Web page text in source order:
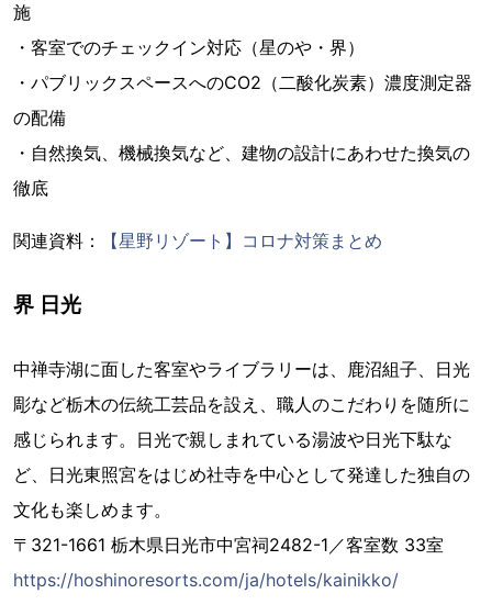
施
・客室でのチェックイン対応（星のや・界）
・パブリックスペースへのCO2（二酸化炭素）濃度測定器
の配備
・自然換気、機械換気など、建物の設計にあわせた換気の
徹底
関連資料： 【星野リゾート】コロナ対策まとめ
界 日光
中禅寺湖に面した客室やライブラリーは、鹿沼組子、日光
彫など栃木の伝統工芸品を設え、職人のこだわりを随所に
感じられます。日光で親しまれている湯波や日光下駄な
ど、日光東照宮をはじめ社寺を中心として発達した独自の
文化も楽しめます。
〒321-1661 栃木県日光市中宮祠2482-1／客室数 33室
https://hoshinoresorts.com/ja/hotels/kainikko/